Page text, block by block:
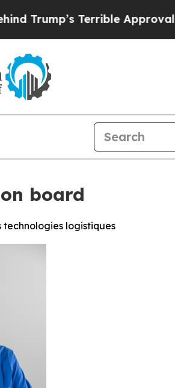
Terrible Approval Rating
board
logistiques